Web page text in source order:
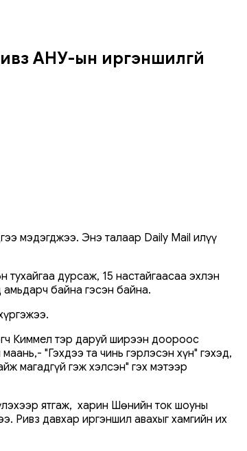
АНУ-ын иргэншилгүй
мэдэгджээ. Энэ талаар Daily Mail илүү
дурсаж, 15 настайгаасаа эхлэн
байна гэсэн байна.
Киммел тэр даруй ширээн доороос
"Гэхдээ та чинь гэрлэсэн хүн" гэхэд,
магадгүй гэж хэлсэн" гэх мэтээр
ятгаж, харин Шөнийн ток шоуны
Ривз давхар иргэншил авахыг хамгийн их